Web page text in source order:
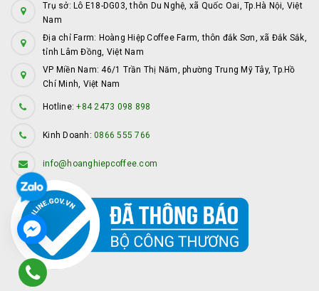
Trụ sở: Lô E18-DG03, thôn Du Nghệ, xã Quốc Oai, Tp.Hà Nội, Việt
Nam
Địa chỉ Farm: Hoàng Hiệp Coffee Farm, thôn đắk Sơn, xã Đắk Sắk,
tỉnh Lâm Đồng, Việt Nam
VP Miền Nam: 46/1 Trần Thị Năm, phường Trung Mỹ Tây, Tp.Hồ
Chí Minh, Việt Nam
Hotline:+84 2473 098 898
Kinh Doanh: 0866 555 766
info@hoanghiepcoffee.com